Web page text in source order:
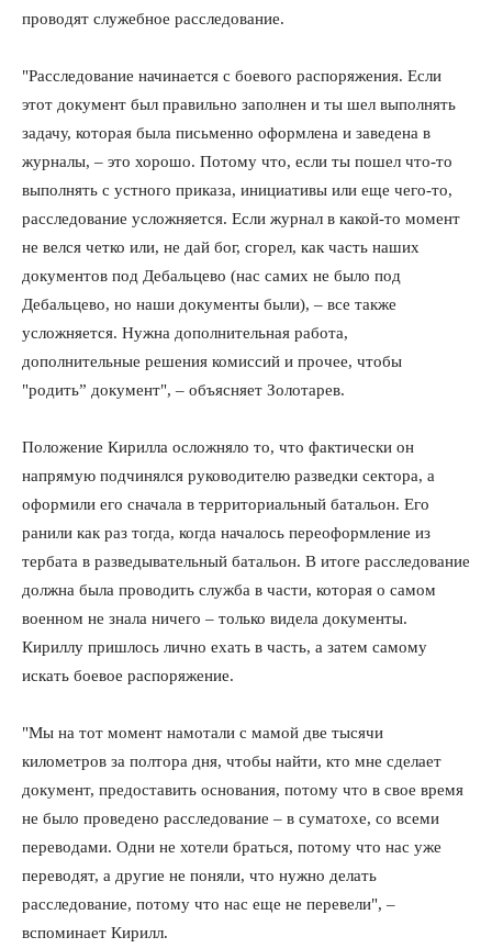
проводят служебное расследование.
"Расследование начинается с боевого распоряжения. Если
этот документ был правильно заполнен и ты шел выполнять
задачу, которая была письменно оформлена и заведена в
журналы, – это хорошо. Потому что, если ты пошел что-то
выполнять с устного приказа, инициативы или еще чего-то,
расследование усложняется. Если журнал в какой-то момент
не велся четко или, не дай бог, сгорел, как часть наших
документов под Дебальцево (нас самих не было под
Дебальцево, но наши документы были), – все также
усложняется. Нужна дополнительная работа,
дополнительные решения комиссий и прочее, чтобы
"родить” документ", – объясняет Золотарев.
Положение Кирилла осложняло то, что фактически он
напрямую подчинялся руководителю разведки сектора, а
оформили его сначала в территориальный батальон. Его
ранили как раз тогда, когда началось переоформление из
тербата в разведывательный батальон. В итоге расследование
должна была проводить служба в части, которая о самом
военном не знала ничего – только видела документы.
Кириллу пришлось лично ехать в часть, а затем самому
искать боевое распоряжение.
"Мы на тот момент намотали с мамой две тысячи
километров за полтора дня, чтобы найти, кто мне сделает
документ, предоставить основания, потому что в свое время
не было проведено расследование – в суматохе, со всеми
переводами. Одни не хотели браться, потому что нас уже
переводят, а другие не поняли, что нужно делать
расследование, потому что нас еще не перевели", –
вспоминает Кирилл.